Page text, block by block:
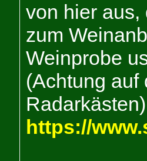
von hier aus,
zum
Weinprobe
(Achtung auf
https://